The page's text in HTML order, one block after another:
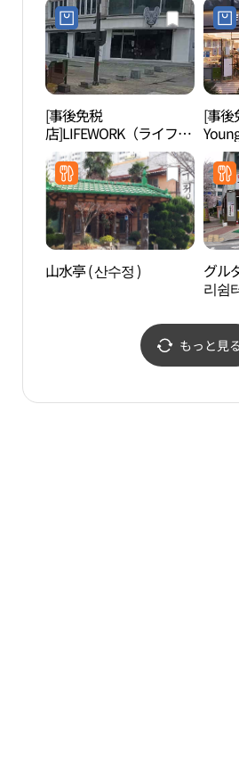
[事後免税
店]LIFEWORK（ライフワ
ーク）・モクポ（木浦）
直営店(라이프워크 목포
직영점)
[事後
（
영 목
山水亭 ( 산수정 )
グル
리쉼
もっと見る